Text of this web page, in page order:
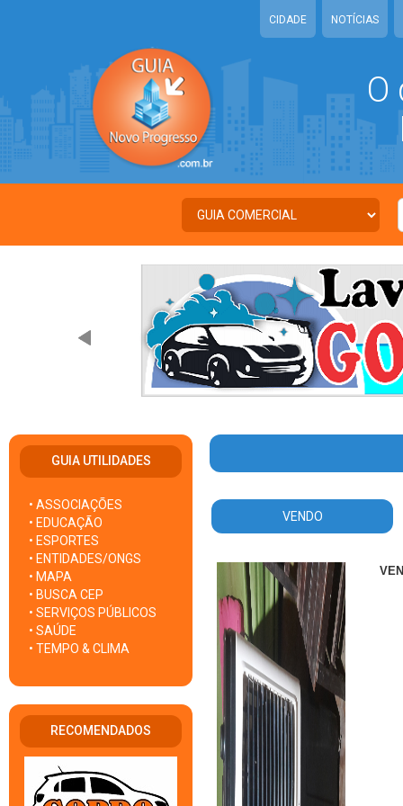
CIDADE NOTÍCIAS
O
GUIA UTILIDADES
• ASSOCIAÇÕES
• EDUCAÇÃO
• ESPORTES
• ENTIDADES/ONGS
• MAPA
• BUSCA CEP
• SERVIÇOS PÚBLICOS
• SAÚDE
• TEMPO & CLIMA
RECOMENDADOS
VENDO